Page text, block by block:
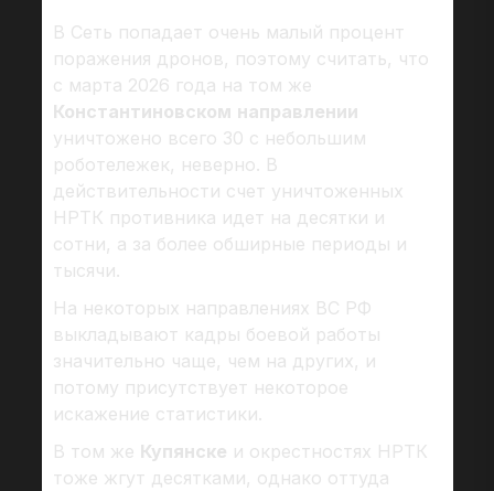
В Сеть попадает очень малый процент
поражения дронов, поэтому считать, что
с марта 2026 года на том же
Константиновском направлении
уничтожено всего 30 с небольшим
роботележек, неверно. В
действительности счет уничтоженных
НРТК противника идет на десятки и
сотни, а за более обширные периоды и
тысячи.
На некоторых направлениях ВС РФ
выкладывают кадры боевой работы
значительно чаще, чем на других, и
потому присутствует некоторое
искажение статистики.
В том же Купянске и окрестностях НРТК
тоже жгут десятками, однако оттуда